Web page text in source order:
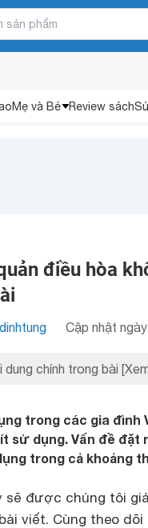
Mẹ và Bé Review sách
điều hòa
Cập nhật
dung chính trong bài
trong các gia đình
sử dụng. Vấn đề đặt
trong cả khoảng
sẽ được chúng tôi
viết. Cùng theo dõi